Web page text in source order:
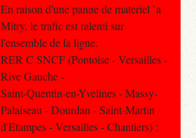
En raison d'une panne de materiel `a
Mitry, le trafic est ralenti sur
l'ensemble de la ligne.
RER C SNCF (Pontoise - Versailles -
Rive Gauche -
Saint-Quentin-en-Yvelines - Massy-
Palaiseau - Dourdan - Saint-Martin
d'Etampes - Versailles - Chantiers) :